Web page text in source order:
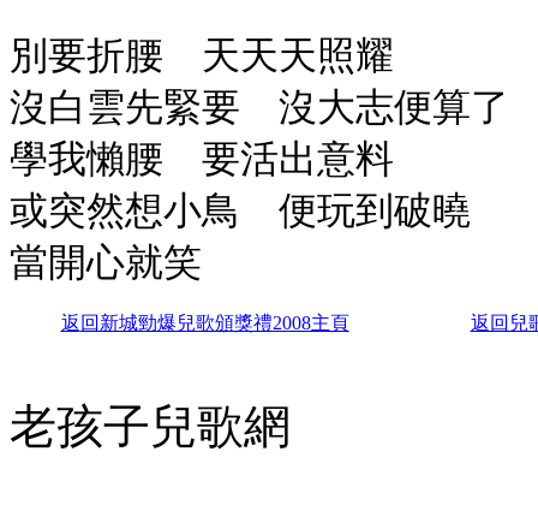
別要折腰 天天天照耀
沒白雲先緊要 沒大志便算了
學我懶腰 要活出意料
或突然想小鳥 便玩到破曉
當開心就笑
返 回新城勁爆兒歌頒獎禮2008主頁 返回兒
老孩子兒歌網